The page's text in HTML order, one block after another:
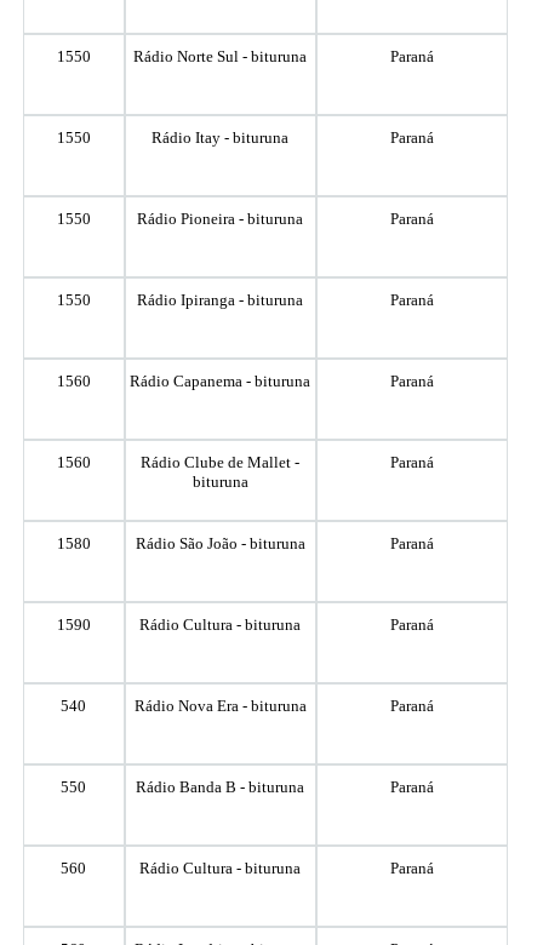
1550 Rádio Norte Sul - bituruna Paraná
1550 Rádio Itay - bituruna Paraná
1550 Rádio Pioneira - bituruna Paraná
1550 Rádio Ipiranga - bituruna Paraná
1560 Rádio Capanema - bituruna Paraná
1560
Rádio Clube de Mallet -
bituruna
Paraná
1580 Rádio São João - bituruna Paraná
1590 Rádio Cultura - bituruna Paraná
540 Rádio Nova Era - bituruna Paraná
550 Rádio Banda B - bituruna Paraná
560 Rádio Cultura - bituruna Paraná